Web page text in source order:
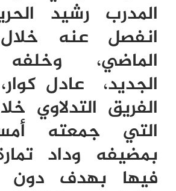
المدرب رشيد
انفصل عنه خلال
الماضي،
الجديد، عادل
الفريق التدلاوي
التي جمعته
بمضيفه وداد
فيها بهدف دون